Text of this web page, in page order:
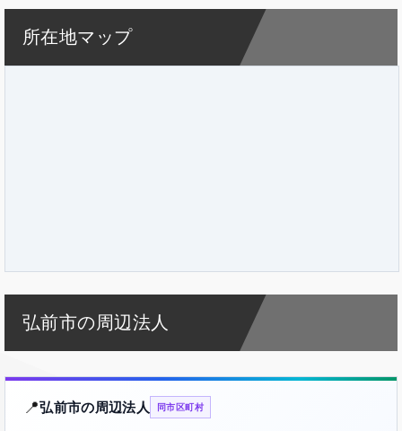
所在地マップ
弘前市の周辺法人
📍弘前市の周辺法人 同市区町村